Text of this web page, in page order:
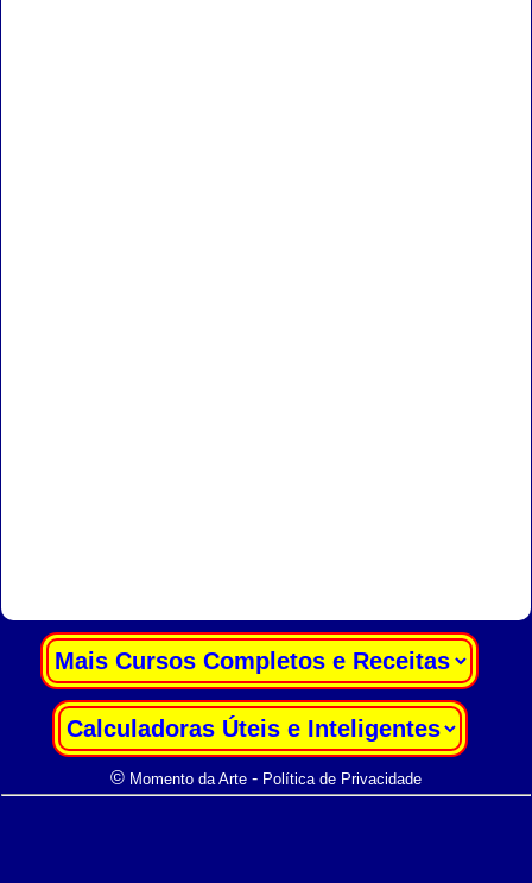
© Momento da Arte- Política de Privacidade